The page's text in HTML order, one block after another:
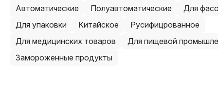
Автоматические Полуавтоматические
Для
Для упаковки
Китайское
Русифицрованное
Для медицинских товаров
Для пищевой
Замороженные продукты